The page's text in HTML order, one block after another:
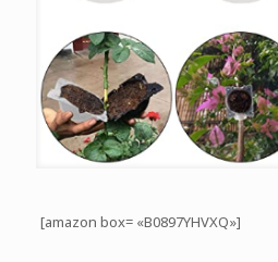
[amazon box= «B0897YHVXQ»]